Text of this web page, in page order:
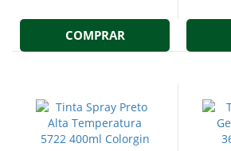
COMPRAR